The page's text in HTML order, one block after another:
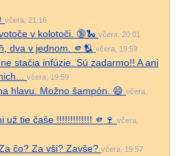
včera, 21:16
v kolotoči. 🔞🐍 včera, 20:01
dva v jednom. 🫵🫂 včera, 19:59
stačia infúzie. Sú zadarmo!! A ani
včera, 19:59
hlavu. Možno šampón. 😄 včera,
už tie čaše !!!!!!!!!!!!! 🫵🍷 včera,
čo? Za vši? Zavše? včera, 19:57